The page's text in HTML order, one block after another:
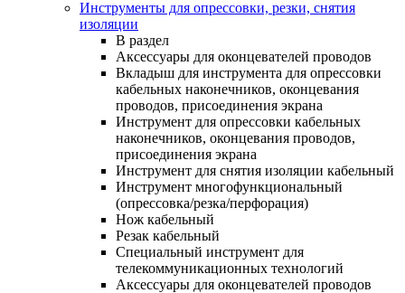
Инструменты для опрессовки, резки, снятия
изоляции
В раздел
Аксессуары для оконцевателей проводов
Вкладыш для инструмента для опрессовки
кабельных наконечников, оконцевания
проводов, присоединения экрана
Инструмент для опрессовки кабельных
наконечников, оконцевания проводов,
присоединения экрана
Инструмент для снятия изоляции кабельный
Инструмент многофункциональный
(опрессовка/резка/перфорация)
Нож кабельный
Резак кабельный
Специальный инструмент для
телекоммуникационных технологий
Аксессуары для оконцевателей проводов